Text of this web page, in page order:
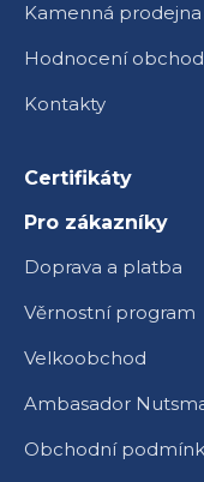
Kamenná prodejna
Hodnocení
Kontakty
Certifikáty
Pro zákazníky
Doprava a platba
Věrnostní program
Velkoobchod
Ambasador
Obchodní